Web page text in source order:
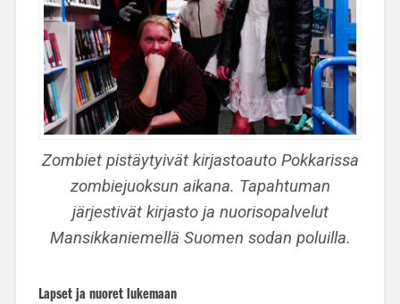
Zombiet pistäytyivät kirjastoauto Pokkarissa
zombiejuoksun aikana. Tapahtuman
järjestivät kirjasto ja nuorisopalvelut
Mansikkaniemellä Suomen sodan poluilla.
Lapset ja nuoret lukemaan